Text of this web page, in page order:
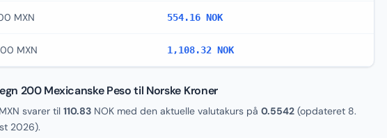
MXN 554.16 NOK
MXN 1,108.32 NOK
200 Mexicanske Peso til Norske Kroner
svarer til 110.83 NOK med den aktuelle valutakurs på 0.5542 (opdateret 8.
2026).